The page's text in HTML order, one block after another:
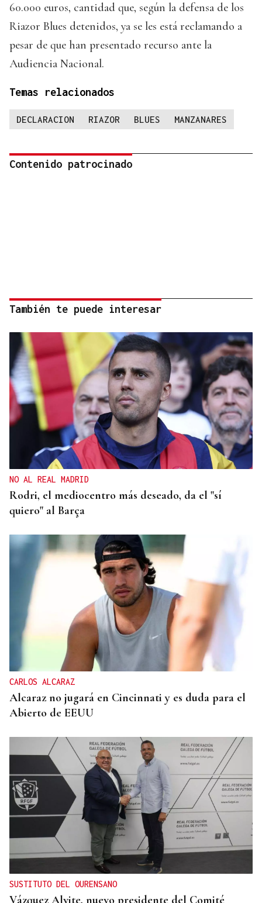
60.000 euros, cantidad que, según la defensa de los
Riazor Blues detenidos, ya se les está reclamando a
pesar de que han presentado recurso ante la
Audiencia Nacional.
Temas relacionados
DECLARACION RIAZOR BLUES MANZANARES
Contenido patrocinado
También te puede interesar
NO AL REAL MADRID
Rodri, el mediocentro más deseado, da el "sí
quiero" al Barça
CARLOS ALCARAZ
Alcaraz no jugará en Cincinnati y es duda para el
Abierto de EEUU
SUSTITUTO DEL OURENSANO